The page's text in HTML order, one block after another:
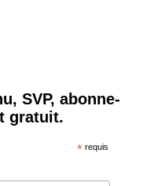
SVP, abonne-
gratuit.
* requis